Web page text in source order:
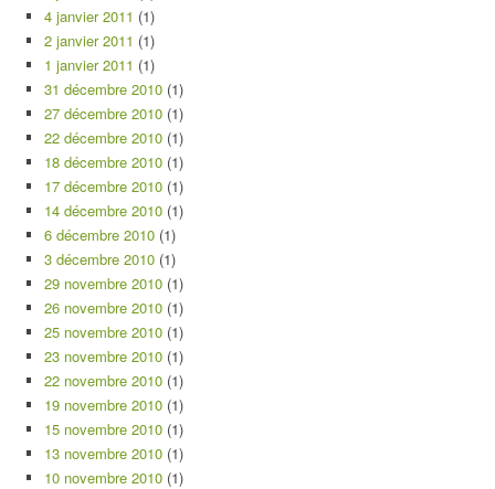
4 janvier 2011 (1)
2 janvier 2011 (1)
1 janvier 2011 (1)
31 décembre 2010 (1)
27 décembre 2010 (1)
22 décembre 2010 (1)
18 décembre 2010 (1)
17 décembre 2010 (1)
14 décembre 2010 (1)
6 décembre 2010 (1)
3 décembre 2010 (1)
29 novembre 2010 (1)
26 novembre 2010 (1)
25 novembre 2010 (1)
23 novembre 2010 (1)
22 novembre 2010 (1)
19 novembre 2010 (1)
15 novembre 2010 (1)
13 novembre 2010 (1)
10 novembre 2010 (1)